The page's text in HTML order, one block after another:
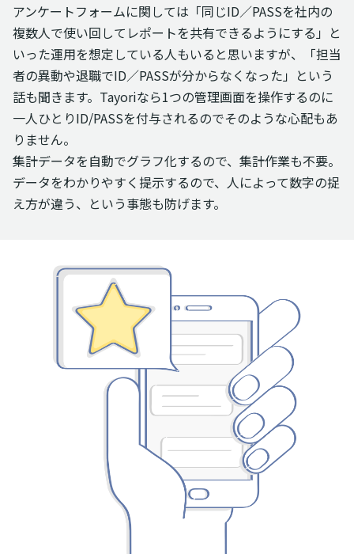
アンケートフォームに関しては「同じID／PASSを社内の
複数人で使い回してレポートを共有できるようにする」と
いった運用を想定している人もいると思いますが、「担当
者の異動や退職でID／PASSが分からなくなった」という
話も聞きます。Tayoriなら1つの管理画面を操作するのに
一人ひとりID/PASSを付与されるのでそのような心配もあ
りません。
集計データを自動でグラフ化するので、集計作業も不要。
データをわかりやすく提示するので、人によって数字の捉
え方が違う、という事態も防げます。